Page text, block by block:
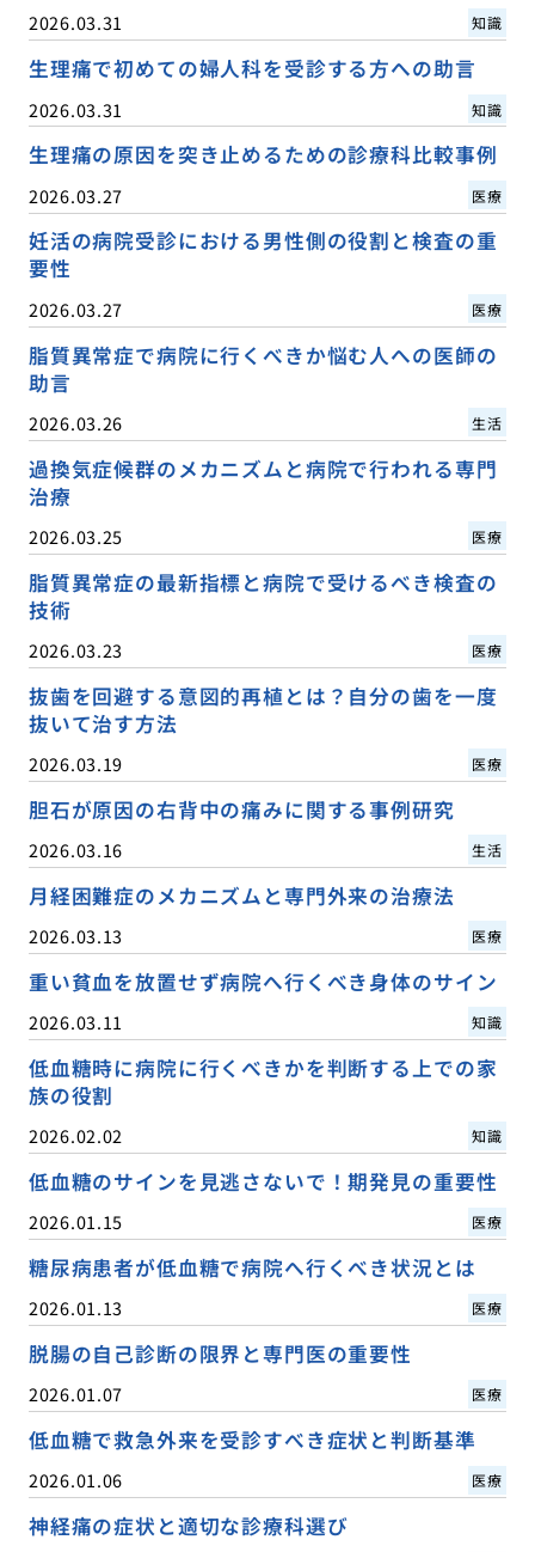
2026.03.31 知識
生理痛で初めての婦人科を受診する方への助言
2026.03.31 知識
生理痛の原因を突き止めるための診療科比較事例
2026.03.27 医療
妊活の病院受診における男性側の役割と検査の重
要性
2026.03.27 医療
脂質異常症で病院に行くべきか悩む人への医師の
助言
2026.03.26 生活
過換気症候群のメカニズムと病院で行われる専門
治療
2026.03.25 医療
脂質異常症の最新指標と病院で受けるべき検査の
技術
2026.03.23 医療
抜歯を回避する意図的再植とは？自分の歯を一度
抜いて治す方法
2026.03.19 医療
胆石が原因の右背中の痛みに関する事例研究
2026.03.16 生活
月経困難症のメカニズムと専門外来の治療法
2026.03.13 医療
重い貧血を放置せず病院へ行くべき身体のサイン
2026.03.11 知識
低血糖時に病院に行くべきかを判断する上での家
族の役割
2026.02.02 知識
低血糖のサインを見逃さないで！期発見の重要性
2026.01.15 医療
糖尿病患者が低血糖で病院へ行くべき状況とは
2026.01.13 医療
脱腸の自己診断の限界と専門医の重要性
2026.01.07 医療
低血糖で救急外来を受診すべき症状と判断基準
2026.01.06 医療
神経痛の症状と適切な診療科選び